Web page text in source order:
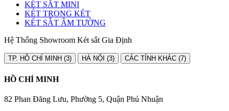
KÉT SẮT MINI
KÉT TRONG KÉT
KÉT SẮT ÂM TƯỜNG
Hệ Thống Showroom Két sắt Gia Định
TP. HỒ CHÍ MINH (3) HÀ NỘI (3) CÁC TỈNH KHÁC (7)
HỒ CHÍ MINH
82 Phan Đăng Lưu, Phường 5, Quận Phú Nhuận